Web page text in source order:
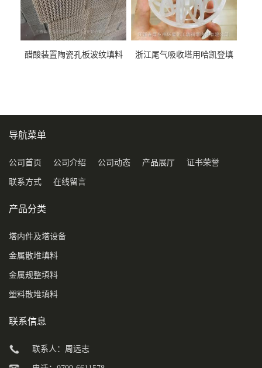
醋酸装置陶瓷孔板波纹填料
浙江尾气吸收塔用哈凯登填
导航菜单
公司首页 公司介绍 公司动态 产品展厅 证书荣誉
联系方式 在线留言
产品分类
塔内件及塔设备
金属散堆填料
金属规整填料
塑料散堆填料
联系信息
联系人：周远志